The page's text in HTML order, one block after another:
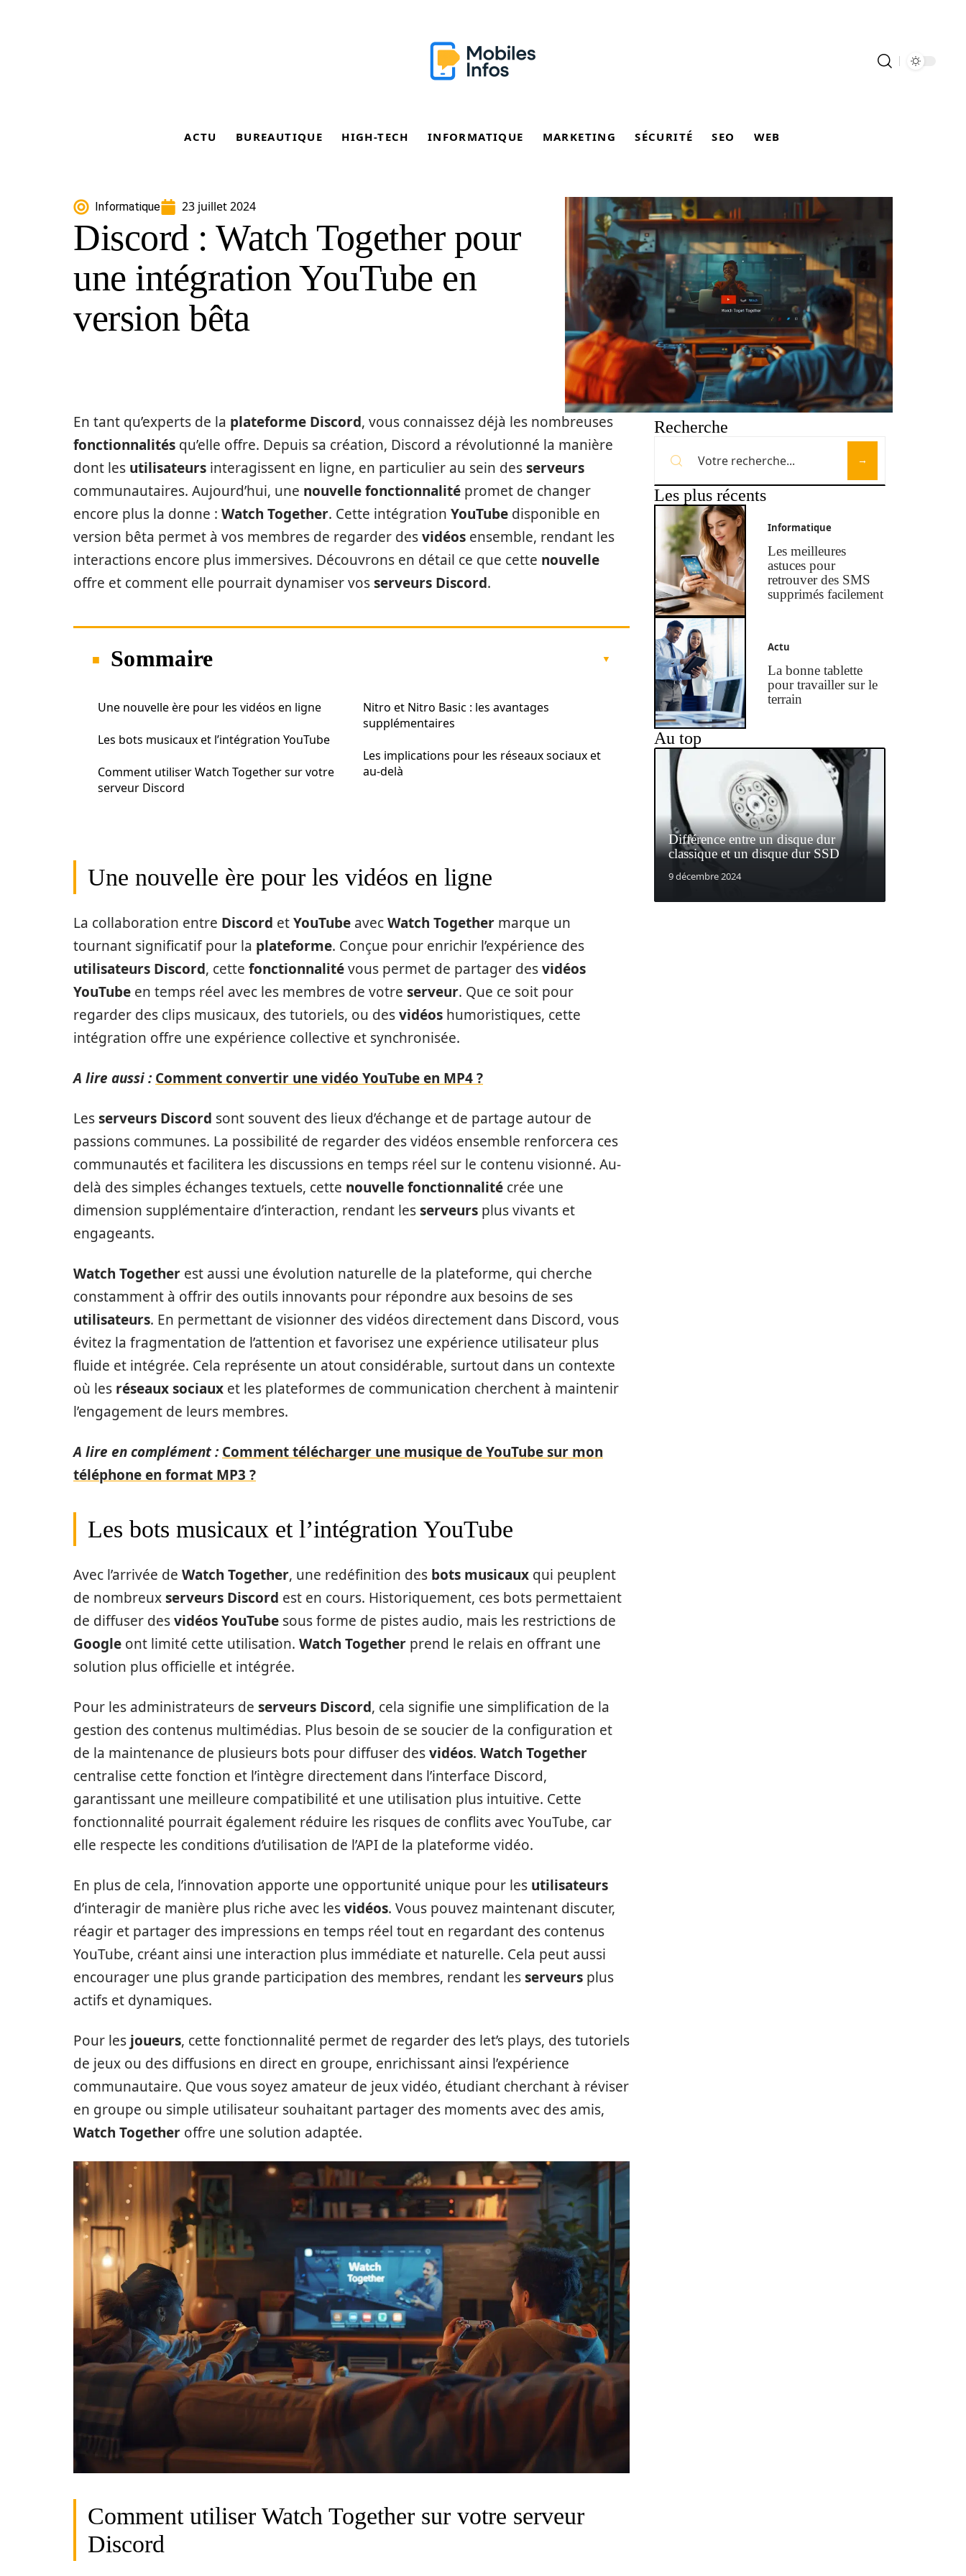
ACTU BUREAUTIQUE HIGH-TECH INFORMATIQUE MARKETING SÉCURITÉ SEO WEB
Informatique 23 juillet 2024
Discord : Watch Together pour
une intégration YouTube en
version bêta
En tant qu’experts de la plateforme Discord, vous connaissez déjà les nombreuses
fonctionnalités qu’elle offre. Depuis sa création, Discord a révolutionné la manière
dont les utilisateurs interagissent en ligne, en particulier au sein desserveurs
communautaires. Aujourd’hui, une nouvelle fonctionnalité promet de changer
encore plus la donne : Watch Together. Cette intégration YouTube disponible en
version bêta permet à vos membres de regarder desvidéos ensemble, rendant les
interactions encore plus immersives. Découvrons en détail ce que cette nouvelle
offre et comment elle pourrait dynamiser vosserveurs Discord.
Sommaire
Une nouvelle ère pour les vidéos en ligne
Les bots musicaux et l’intégration YouTube
Comment utiliser Watch Together sur votre
serveur Discord
Nitro et Nitro Basic : les avantages
supplémentaires
Les implications pour les réseaux sociaux et
au-delà
Une nouvelle ère pour les vidéos en ligne
La collaboration entre Discord etYouTube avecWatch Together marque un
tournant significatif pour la plateforme. Conçue pour enrichir l’expérience des
utilisateurs Discord, cette fonctionnalitévous permet de partager desvidéos
YouTube en temps réel avec les membres de votre serveur. Que ce soit pour
regarder des clips musicaux, des tutoriels, ou desvidéos humoristiques, cette
intégration offre une expérience collective et synchronisée.
A lire aussi : Comment convertir une vidéo YouTube en MP4 ?
Lesserveurs Discord sont souvent des lieux d’échange et de partage autour de
passions communes. La possibilité de regarder des vidéos ensemble renforcera ces
communautés et facilitera les discussions en temps réel sur le contenu visionné. Au-
delà des simples échanges textuels, cette nouvelle fonctionnalité crée une
dimension supplémentaire d’interaction, rendant lesserveurs plus vivants et
engageants.
Watch Together est aussi une évolution naturelle de la plateforme, qui cherche
constamment à offrir des outils innovants pour répondre aux besoins de ses
utilisateurs. En permettant de visionner des vidéos directement dans Discord, vous
évitez la fragmentation de l’attention et favorisez une expérience utilisateur plus
fluide et intégrée. Cela représente un atout considérable, surtout dans un contexte
où les réseaux sociaux et les plateformes de communication cherchent à maintenir
l’engagement de leurs membres.
A lire en complément : Comment télécharger une musique de YouTube sur mon
téléphone en format MP3 ?
Les bots musicaux et l’intégration YouTube
Avec l’arrivée de Watch Together, une redéfinition des bots musicaux qui peuplent
de nombreuxserveurs Discord est en cours. Historiquement, ces bots permettaient
de diffuser desvidéos YouTube sous forme de pistes audio, mais les restrictions de
Google ont limité cette utilisation. Watch Together prend le relais en offrant une
solution plus officielle et intégrée.
Pour les administrateurs de serveurs Discord, cela signifie une simplification de la
gestion des contenus multimédias. Plus besoin de se soucier de la configuration et
de la maintenance de plusieurs bots pour diffuser desvidéos. Watch Together
centralise cette fonction et l’intègre directement dans l’interface Discord,
garantissant une meilleure compatibilité et une utilisation plus intuitive. Cette
fonctionnalité pourrait également réduire les risques de conflits avec YouTube, car
elle respecte les conditions d’utilisation de l’API de la plateforme vidéo.
En plus de cela, l’innovation apporte une opportunité unique pour les utilisateurs
d’interagir de manière plus riche avec lesvidéos. Vous pouvez maintenant discuter,
réagir et partager des impressions en temps réel tout en regardant des contenus
YouTube, créant ainsi une interaction plus immédiate et naturelle. Cela peut aussi
encourager une plus grande participation des membres, rendant lesserveurs plus
actifs et dynamiques.
Pour les joueurs, cette fonctionnalité permet de regarder des let’s plays, des tutoriels
de jeux ou des diffusions en direct en groupe, enrichissant ainsi l’expérience
communautaire. Que vous soyez amateur de jeux vidéo, étudiant cherchant à réviser
en groupe ou simple utilisateur souhaitant partager des moments avec des amis,
Watch Together offre une solution adaptée.
Comment utiliser Watch Together sur votre serveur
Discord
Recherche
Les plus récents
Informatique
Les meilleures
astuces pour
retrouver des SMS
supprimés facilement
Actu
La bonne tablette
pour travailler sur le
terrain
Au top
Différence entre un disque dur
classique et un disque dur SSD
9 décembre 2024